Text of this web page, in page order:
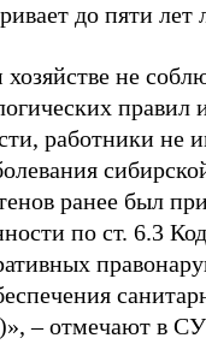
до пяти
не
правил
работники не
ранее был
по ст. 6.3
– отмечают в